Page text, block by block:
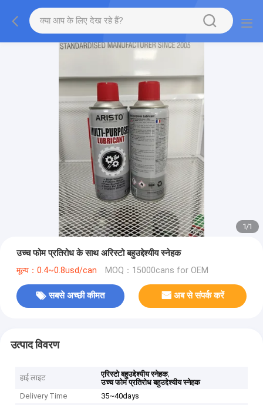
1/1
उच्च फोम प्रतिरोध के साथ अरिस्टो बहुउद्देश्यीय स्नेहक
मूल्य：0.4~0.8usd/can MOQ：15000cans for OEM
सबसे अच्छी कीमत अब से संपर्क करें
उत्पाद विवरण
हाई लाइट एरिस्टो बहुउद्देश्यीय स्नेहक,
उच्च फोम प्रतिरोध बहुउद्देश्यीय स्नेहक
Delivery Time
35~40days